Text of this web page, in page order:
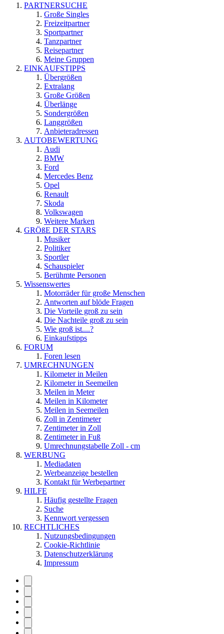
PARTNERSUCHE
Große Singles
Freizeitpartner
Sportpartner
Tanzpartner
Reisepartner
Meine Gruppen
EINKAUFSTIPPS
Übergrößen
Extralang
Große Größen
Überlänge
Sondergrößen
Langgrößen
Anbieteradressen
AUTOBEWERTUNG
Audi
BMW
Ford
Mercedes Benz
Opel
Renault
Skoda
Volkswagen
Weitere Marken
GRÖßE DER STARS
Musiker
Politiker
Sportler
Schauspieler
Berühmte Personen
Wissenswertes
Motorräder für große Menschen
Antworten auf blöde Fragen
Die Vorteile groß zu sein
Die Nachteile groß zu sein
Wie groß ist....?
Einkaufstipps
FORUM
Foren lesen
UMRECHNUNGEN
Kilometer in Meilen
Kilometer in Seemeilen
Meilen in Meter
Meilen in Kilometer
Meilen in Seemeilen
Zoll in Zentimeter
Zentimeter in Zoll
Zentimeter in Fuß
Umrechnungstabelle Zoll - cm
WERBUNG
Mediadaten
Werbeanzeige bestellen
Kontakt für Werbepartner
HILFE
Häufig gestellte Fragen
Suche
Kennwort vergessen
RECHTLICHES
Nutzungsbedingungen
Cookie-Richtlinie
Datenschutzerklärung
Impressum